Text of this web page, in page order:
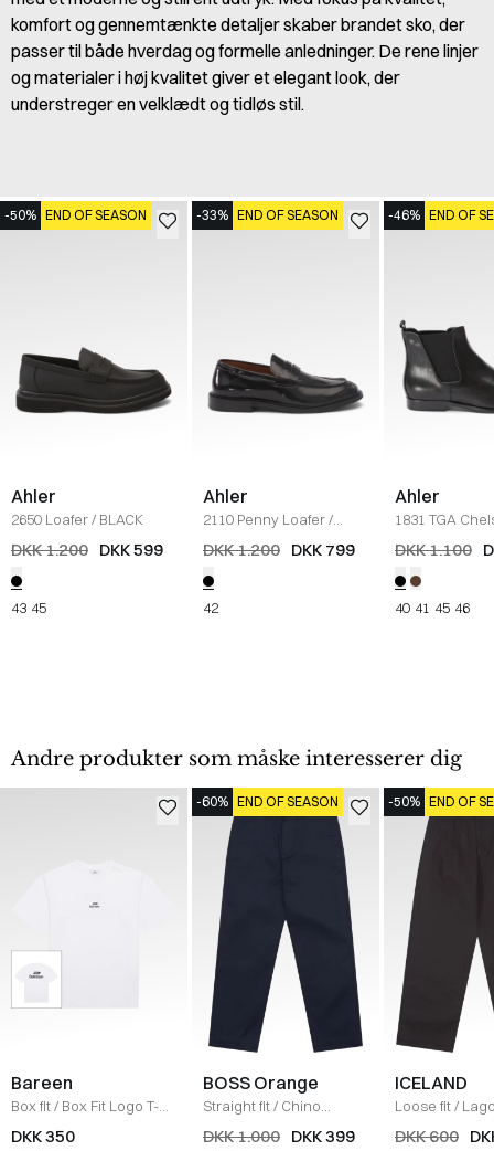
komfort og gennemtænkte detaljer skaber brandet sko, der
passer til både hverdag og formelle anledninger. De rene linjer
og materialer i høj kvalitet giver et elegant look, der
understreger en velklædt og tidløs stil.
-50% END OF SEASON
Ahler
2650 Loafer/ BLACK
DKK 1.200 DKK 599
43 45
-33% END OF SEASON
Ahler
2110 Penny Loafer/
BLACK
DKK 1.200 DKK 799
42
-46% END OF
Ahler
1831 TGA
SORT
DKK 1.100
40 41 45 46
Andre produkter som måske interesserer dig
Bareen
Box fit/ Box Fit Logo T-
shirt /WHITE
DKK 350
-60% END OF SEASON
BOSS Orange
Straight fit/ Chino
Straight /NAVY
DKK 1.000 DKK 399
-50% END OF
ICELAND
Loose fit/
Bukser /
DKK 600